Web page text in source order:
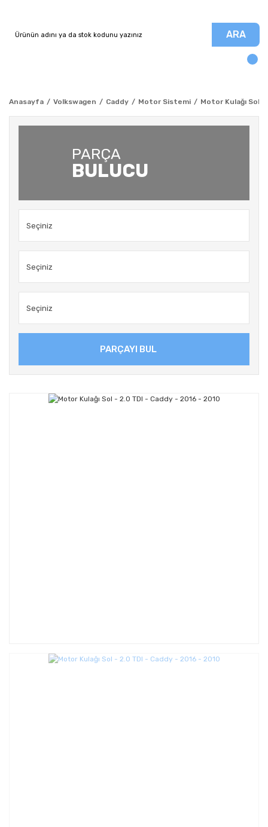
ARA
Anasayfa Volkswagen Caddy Motor Sistemi Motor Kulağı Sol
PARÇA
BULUCU
PARÇAYI BUL